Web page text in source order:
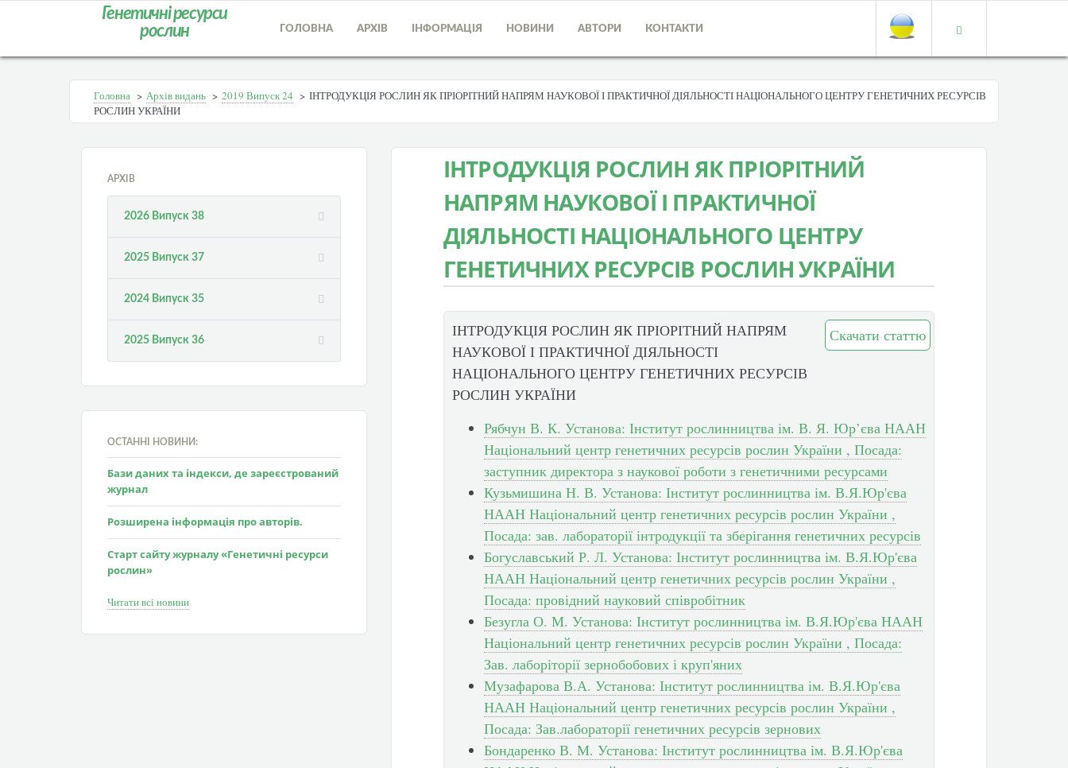
Генетичні ресурси
рослин
ГОЛОВНА АРХІВ ІНФОРМАЦІЯ НОВИНИ АВТОРИ КОНТАКТИ
Головна > Архів видань > 2019 Випуск 24 > ІНТРОДУКЦІЯ РОСЛИН ЯК ПРІОРІТНИЙ НАПРЯМ НАУКОВОЇ І ПРАКТИЧНОЇ ДІЯЛЬНОСТІ НАЦІОНАЛЬНОГО ЦЕНТРУ ГЕНЕТИЧНИХ РЕСУРСІВ
РОСЛИН УКРАЇНИ
АРХІВ
2026 Випуск 38
2025 Випуск 37
2024 Випуск 35
2025 Випуск 36
ОСТАННІ НОВИНИ:
Бази даних та індекси, де зареєстрований
журнал
Розширена інформація про авторів.
Старт сайту журналу «Генетичні ресурси
рослин»
Читати всі новини
ІНТРОДУКЦІЯ РОСЛИН ЯК ПРІОРІТНИЙ
НАПРЯМ НАУКОВОЇ І ПРАКТИЧНОЇ
ДІЯЛЬНОСТІ НАЦІОНАЛЬНОГО ЦЕНТРУ
ГЕНЕТИЧНИХ РЕСУРСІВ РОСЛИН УКРАЇНИ
Скачати статтю
ІНТРОДУКЦІЯ РОСЛИН ЯК ПРІОРІТНИЙ НАПРЯМ
НАУКОВОЇ І ПРАКТИЧНОЇ ДІЯЛЬНОСТІ
НАЦІОНАЛЬНОГО ЦЕНТРУ ГЕНЕТИЧНИХ РЕСУРСІВ
РОСЛИН УКРАЇНИ
Рябчун В. К. Установа: Інститут рослинництва ім. В. Я. Юр’єва НААН
Національний центр генетичних ресурсів рослин України , Посада:
заступник директора з наукової роботи з генетичними ресурсами
Кузьмишина Н. В. Установа: Інститут рослинництва ім. В.Я.Юр'єва
НААН Національний центр генетичних ресурсів рослин України ,
Посада: зав. лабораторії інтродукції та зберігання генетичних ресурсів
Богуславський Р. Л. Установа: Інститут рослинництва ім. В.Я.Юр'єва
НААН Національний центр генетичних ресурсів рослин України ,
Посада: провідний науковий співробітник
Безугла О. М. Установа: Інститут рослинництва ім. В.Я.Юр'єва НААН
Національний центр генетичних ресурсів рослин України , Посада:
Зав. лаборіторії зернобобових і круп'яних
Музафарова В.А. Установа: Інститут рослинництва ім. В.Я.Юр'єва
НААН Національний центр генетичних ресурсів рослин України ,
Посада: Зав.лабораторії генетичних ресурсів зернових
Бондаренко В. М. Установа: Інститут рослинництва ім. В.Я.Юр'єва